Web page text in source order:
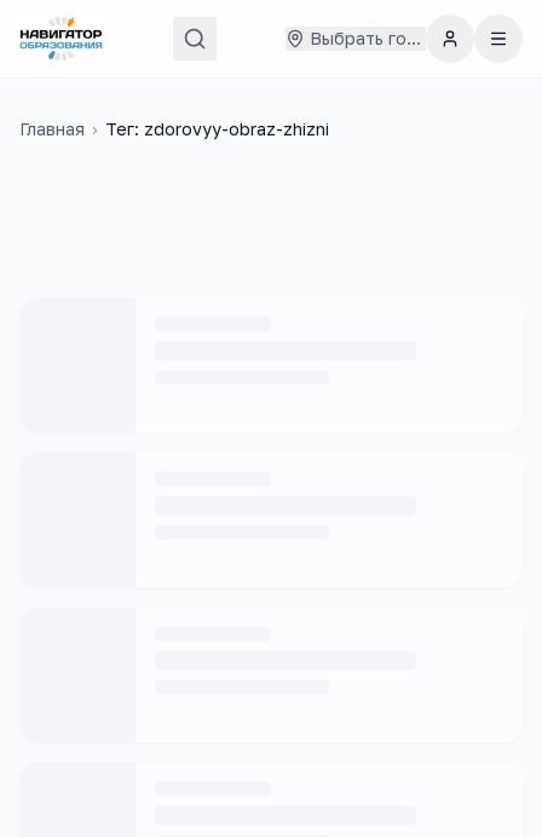
Выбрать город
Главная › Тег: zdorovyy-obraz-zhizni